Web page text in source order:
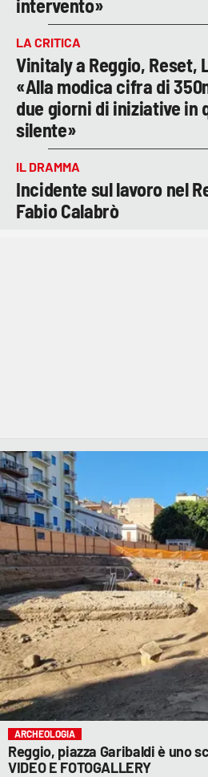
ARCHEOLOGIA
Reggio, piazza Garibaldi è uno
VIDEO E FOTOGALLERY
intervento»
LA CRITICA
Vinitaly a Reggio, Reset,
«Alla modica cifra di
due giorni di iniziative in
silente»
IL DRAMMA
Incidente sul lavoro nel
Fabio Calabrò